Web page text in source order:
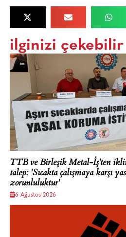
ilginizi çekebilir
TTB ve Birleşik Metal-İş'ten
talep: 'Sıcakta çalışmaya karşı
zorunluluktur'
6 Ağustos 2026